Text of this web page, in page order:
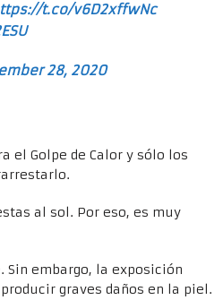
t.co/v6D2xffwNc
28, 2020
el Golpe de Calor y sólo los
al sol. Por eso, es muy
Sin embargo, la exposición
graves daños en la piel.